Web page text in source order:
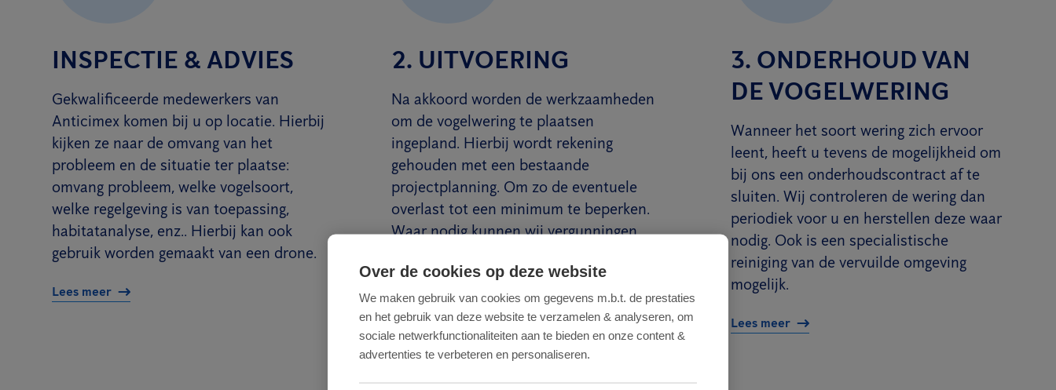
INSPECTIE & ADVIES
Gekwalificeerde medewerkers van
Anticimex komen bij u op locatie. Hierbij
kijken ze naar de omvang van het
probleem en de situatie ter plaatse:
omvang probleem, welke vogelsoort,
welke regelgeving is van toepassing,
habitatanalyse, enz.. Hierbij kan ook
gebruik worden gemaakt van een drone.
Lees meer
2. UITVOERING
Na akkoord worden de werkzaamheden
om de vogelwering te plaatsen
ingepland. Hierbij wordt rekening
gehouden met een bestaande
projectplanning. Om zo de eventuele
overlast tot een minimum te beperken.
Waar nodig kunnen wij vergunningen
buren of de gemeente.
Lees meer
3. ONDERHOUD VAN
DE VOGELWERING
Wanneer het soort wering zich ervoor
leent, heeft u tevens de mogelijkheid om
bij ons een onderhoudscontract af te
sluiten. Wij controleren de wering dan
periodiek voor u en herstellen deze waar
nodig. Ook is een specialistische
reiniging van de vervuilde omgeving
mogelijk.
Lees meer
Over de cookies op deze website
We maken gebruik van cookies om gegevens m.b.t. de prestaties
en het gebruik van deze website te verzamelen & analyseren, om
sociale netwerkfunctionaliteiten aan te bieden en onze content &
advertenties te verbeteren en personaliseren.